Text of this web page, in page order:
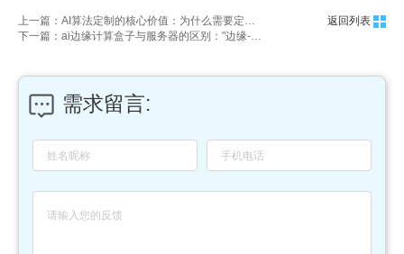
上一篇：AI算法定制的核心价值：为什么需要定制？哪些领域需要定制？
返回列表
下一篇：ai边缘计算盒子与服务器的区别："边缘-中心"架构的互补组件
需求留言: